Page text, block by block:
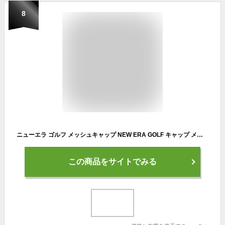
8
ニューエラ ゴルフ メッシュキャップ NEW ERA GOLF キャップ メッシュ 帽子 ぼうし ロゴ ブラック ラウンド 夏 スポーツ アウトドア 通気性抜群 紫外線対策 ロゴ ニューエラー ぼうし
この商品をサイトでみる